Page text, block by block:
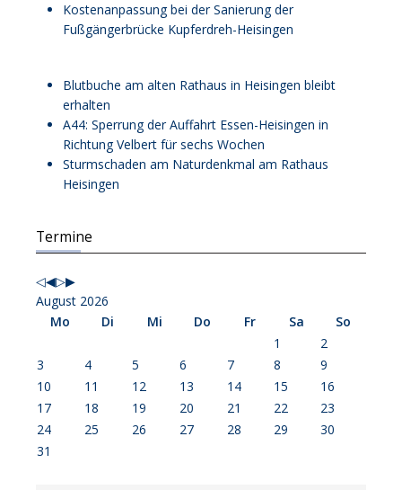
Kostenanpassung bei der Sanierung der
Fußgängerbrücke Kupferdreh-Heisingen
Blutbuche am alten Rathaus in Heisingen bleibt
erhalten
A44: Sperrung der Auffahrt Essen-Heisingen in
Richtung Velbert für sechs Wochen
Sturmschaden am Naturdenkmal am Rathaus
Heisingen
Termine
Vorheriges
Jahr
Vorheriger
Monat
Nächstes
Jahr
Nächstes
Monat
August 2026
Mo
Di Mi Do Fr Sa
So
1
2
3
4 5 6 7 8
9
10
11 12 13 14 15
16
17
18 19 20 21 22
23
24
25 26 27 28 29
30
31